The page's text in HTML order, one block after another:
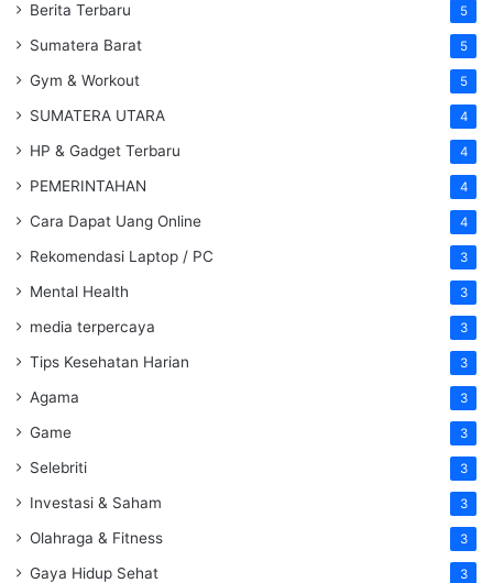
Berita Terbaru 5
Sumatera Barat 5
Gym & Workout 5
SUMATERA UTARA 4
HP & Gadget Terbaru 4
PEMERINTAHAN 4
Cara Dapat Uang Online 4
Rekomendasi Laptop / PC 3
Mental Health 3
media terpercaya 3
Tips Kesehatan Harian 3
Agama 3
Game 3
Selebriti 3
Investasi & Saham 3
Olahraga & Fitness 3
Gaya Hidup Sehat 3